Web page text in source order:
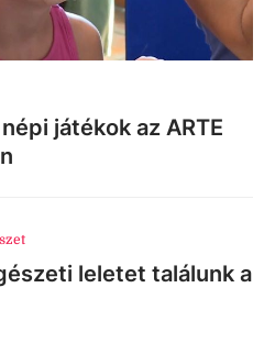
játékok az ARTE
leletet találunk a